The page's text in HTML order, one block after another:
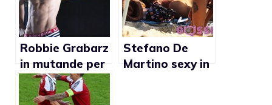
Robbie Grabarz
in mutande per
Bjorn Borg
Stefano De
Martino sexy in